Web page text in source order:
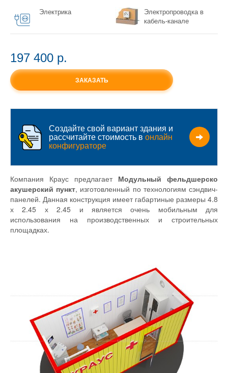
Электрика
Электропроводка в
кабель-канале
197 400 p.
ЗАКАЗАТЬ
Создайте свой вариант здания и
рассчитайте стоимость в онлайн
конфигураторе
Компания Краус предлагает Модульный фельдшерско
акушерский пункт, изготовленный по технологиям сэндвич-
панелей. Данная конструкция имеет габартиные размеры 4.8
х 2.45 х 2.45 и является очень мобильным для
использования на производственных и строительных
площадках.